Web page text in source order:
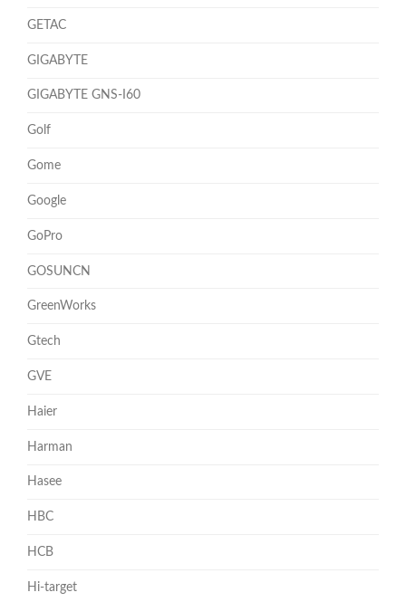
GETAC
GIGABYTE
GIGABYTE GNS-I60
Golf
Gome
Google
GoPro
GOSUNCN
GreenWorks
Gtech
GVE
Haier
Harman
Hasee
HBC
HCB
Hi-target